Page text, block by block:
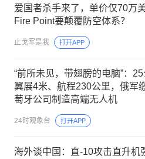
爱国者杀手来了，单价仅70万美
Fire Point要颠覆防空体系？
止戈军是我 打开APP
“前所未见，带翅膀的电脑”：25
翼展4米、航程230公里，俄军
萄牙公司制造高端无人机
24时观象台 打开APP
海外谈中国：直-10攻击直升机